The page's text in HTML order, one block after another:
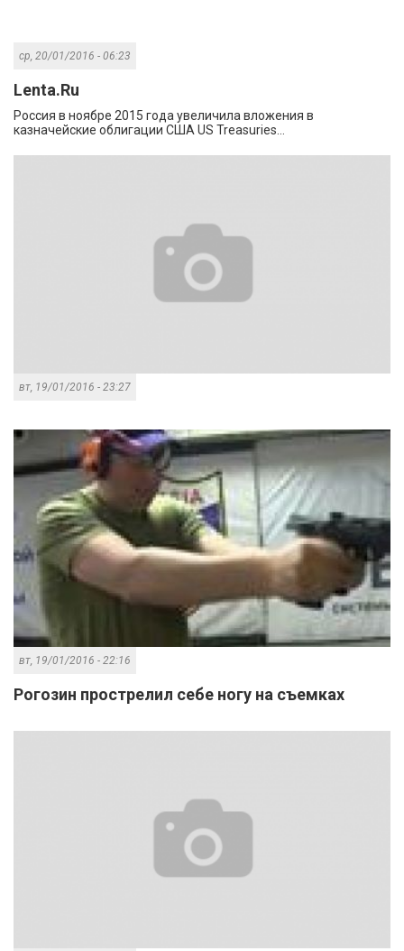
ср, 20/01/2016 - 06:23
Lenta.Ru
Россия в ноябре 2015 года увеличила вложения в
казначейские облигации США US Treasuries...
вт, 19/01/2016 - 23:27
вт, 19/01/2016 - 22:16
Рогозин прострелил себе ногу на съемках